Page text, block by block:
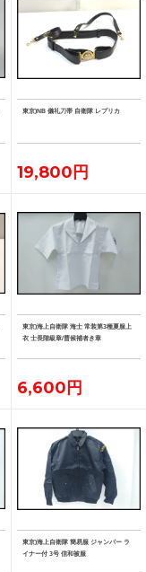
東京)NB 儀礼刀帯 自衛隊 レプリカ
19,800円
東京)海上自衛隊 海士 常装第3種夏服上
衣 士長階級章/曹候補者き章
6,600円
東京)海上自衛隊 簡易服 ジャンパー ラ
イナー付 3号 信和被服